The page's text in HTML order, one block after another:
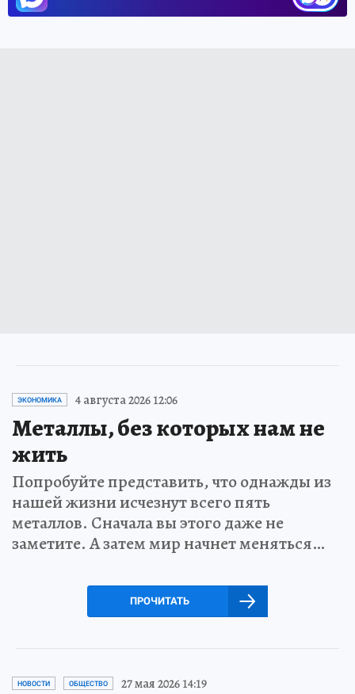
ЭКОНОМИКА 4 августа 2026 12:06
Металлы, без которых нам не
жить
Попробуйте представить, что однажды из
нашей жизни исчезнут всего пять
металлов. Сначала вы этого даже не
заметите. А затем мир начнет меняться…
ПРОЧИТАТЬ
НОВОСТИ ОБЩЕСТВО 27 мая 2026 14:19